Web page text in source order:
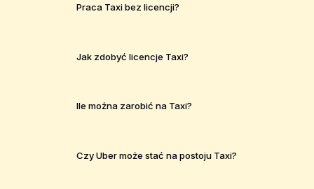
Praca Taxi bez licencji?
Jak zdobyć licencje Taxi?
Ile można zarobić na Taxi?
Czy Uber może stać na postoju Taxi?